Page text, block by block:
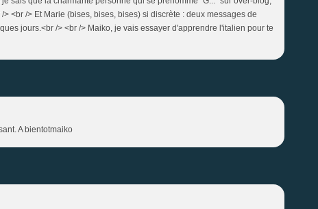
<br /> Et Marie (bises, bises, bises) si discrète : deux messages de
jours.<br /> <br /> Maiko, je vais essayer d'apprendre l'italien pour te
A bientotmaiko